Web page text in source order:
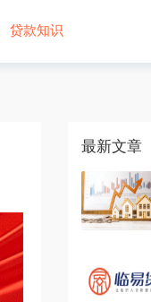
贷款知识
最新文章